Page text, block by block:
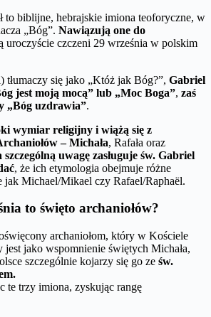
to biblijne, hebrajskie imiona teoforyczne, w
„Bóg”. Nawiązują one do
uroczyście czczeni 29 września w polskim
tłumaczy się jako „Któż jak Bóg?”, Gabriel
jest moją mocą” lub „Moc Boga”, zaś
„Bóg uzdrawia”.
wymiar religijny i wiążą się z
– Michała, Rafała oraz
uwagę zasługuje św. Gabriel
, że ich etymologia obejmuje różne
Michael/Mikael czy Rafael/Raphaël.
to święto archaniołów?
archaniołom, który w Kościele
jako wspomnienie świętych Michała,
szczególnie kojarzy się go ze św.
te trzy imiona, zyskując rangę